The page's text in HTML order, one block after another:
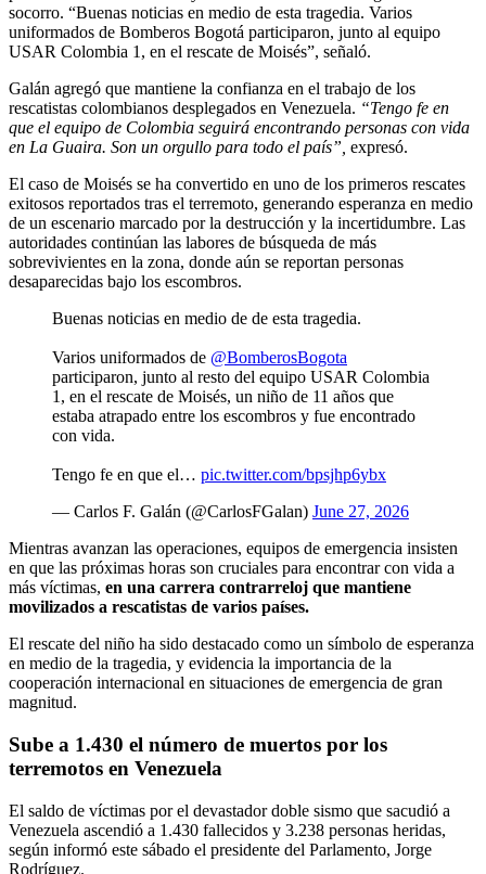
socorro. “Buenas noticias en medio de esta tragedia. Varios
uniformados de Bomberos Bogotá participaron, junto al equipo
USAR Colombia 1, en el rescate de Moisés”, señaló.
Galán agregó que mantiene la confianza en el trabajo de los
rescatistas colombianos desplegados en Venezuela. “Tengo fe en
que el equipo de Colombia seguirá encontrando personas con vida
en La Guaira. Son un orgullo para todo el país”, expresó.
El caso de Moisés se ha convertido en uno de los primeros rescates
exitosos reportados tras el terremoto, generando esperanza en medio
de un escenario marcado por la destrucción y la incertidumbre. Las
autoridades continúan las labores de búsqueda de más
sobrevivientes en la zona, donde aún se reportan personas
desaparecidas bajo los escombros.
Buenas noticias en medio de de esta tragedia.
Varios uniformados de @BomberosBogota
participaron, junto al resto del equipo USAR Colombia
1, en el rescate de Moisés, un niño de 11 años que
estaba atrapado entre los escombros y fue encontrado
con vida.
Tengo fe en que el… pic.twitter.com/bpsjhp6ybx
— Carlos F. Galán (@CarlosFGalan) June 27, 2026
Mientras avanzan las operaciones, equipos de emergencia insisten
en que las próximas horas son cruciales para encontrar con vida a
más víctimas, en una carrera contrarreloj que mantiene
movilizados a rescatistas de varios países.
El rescate del niño ha sido destacado como un símbolo de esperanza
en medio de la tragedia, y evidencia la importancia de la
cooperación internacional en situaciones de emergencia de gran
magnitud.
Sube a 1.430 el número de muertos por los
terremotos en Venezuela
El saldo de víctimas por el devastador doble sismo que sacudió a
Venezuela ascendió a 1.430 fallecidos y 3.238 personas heridas,
según informó este sábado el presidente del Parlamento, Jorge
Rodríguez.